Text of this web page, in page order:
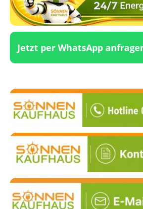
Jetzt per WhatsApp